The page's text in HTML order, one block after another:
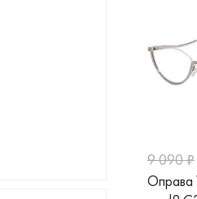
9 090 ₽
Оправа